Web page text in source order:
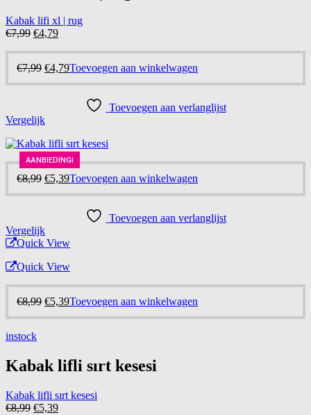
Kabak lifi xl | rug
€7,99 Oorspronkelijke
€7,99.
€4,79Huidige
€4,79.
€7,99 Oorspronkelijke
prijs
€4,79Huidige
prijs
€4,79.
Toevoegen aan winkelwagen
Toevoegen aan verlanglijst
Vergelijk
AANBIEDING!
€8,99 Oorspronkelijke
prijs
€5,39Huidige
prijs
€5,39.
Toevoegen aan winkelwagen
Toevoegen aan verlanglijst
Vergelijk
Quick View
Quick View
€8,99 Oorspronkelijke
prijs
€5,39Huidige
prijs
Toevoegen aan winkelwagen
instock
Kabak lifli sırt kesesi
Kabak lifli sırt kesesi
€8,99 Oorspronkelijke
€5,39Huidige
-40%
AANBIEDING!